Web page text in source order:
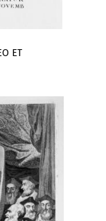
ET